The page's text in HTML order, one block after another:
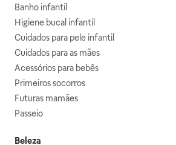
Banho infantil
Higiene bucal infantil
Cuidados para pele infantil
Cuidados para as mães
Acessórios para bebês
Primeiros socorros
Futuras mamães
Passeio
Beleza